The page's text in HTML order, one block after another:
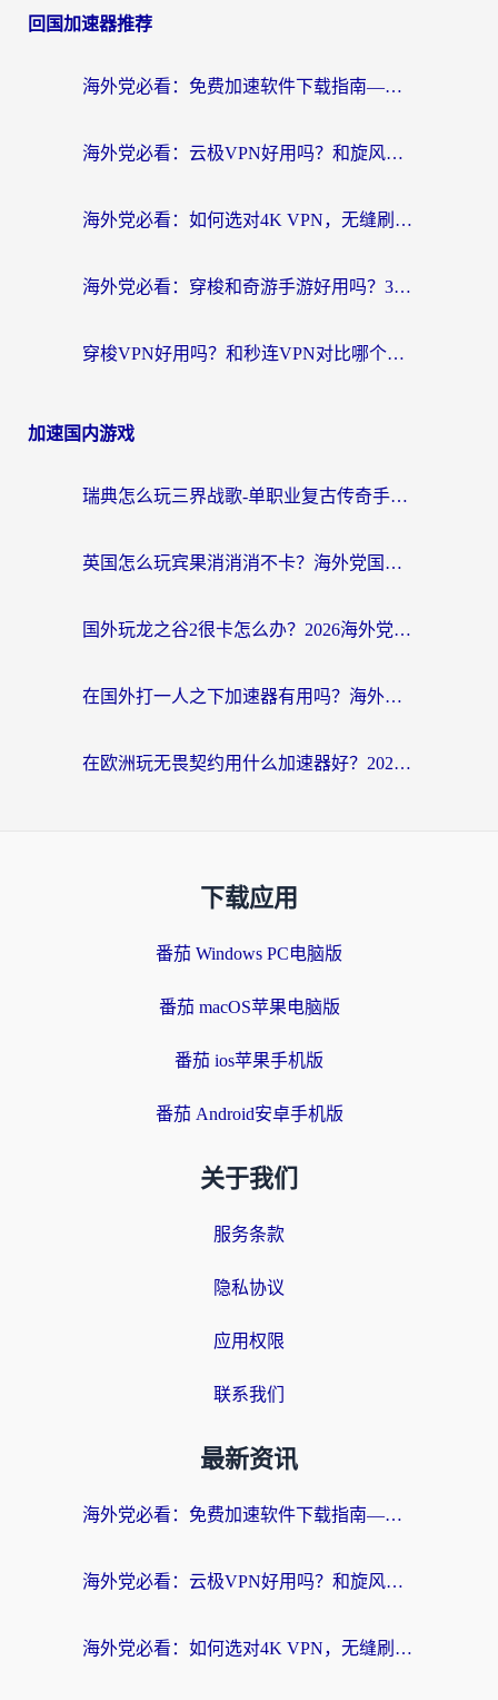
回国加速器推荐
海外党必看：免费加速软件下载指南——无缝访问国内资源的正确打开方式
海外党必看：云极VPN好用吗？和旋风VPN对比哪个回国效果更好？附真实体验+选择攻略
海外党必看：如何选对4K VPN，无缝刷国内剧听网易云？
海外党必看：穿梭和奇游手游好用吗？3步选对回国加速器，流畅看CCTV5海外直播
穿梭VPN好用吗？和秒连VPN对比哪个回国效果更好？海外党亲测实用指南
加速国内游戏
瑞典怎么玩三界战歌-单职业复古传奇手游？海外党国服游戏加速终极指南
英国怎么玩宾果消消消不卡？海外党国服游戏加速终极攻略（附守望第九大陆解决办法）
国外玩龙之谷2很卡怎么办？2026海外党必看的国服游戏加速全攻略
在国外打一人之下加速器有用吗？海外党国服游戏畅玩全攻略
在欧洲玩无畏契约用什么加速器好？2026海外党亲测有效指南
下载应用
番茄 Windows PC电脑版
番茄 macOS苹果电脑版
番茄 ios苹果手机版
番茄 Android安卓手机版
关于我们
服务条款
隐私协议
应用权限
联系我们
最新资讯
海外党必看：免费加速软件下载指南——无缝访问国内资源的正确打开方式
海外党必看：云极VPN好用吗？和旋风VPN对比哪个回国效果更好？附真实体验+选择攻略
海外党必看：如何选对4K VPN，无缝刷国内剧听网易云？